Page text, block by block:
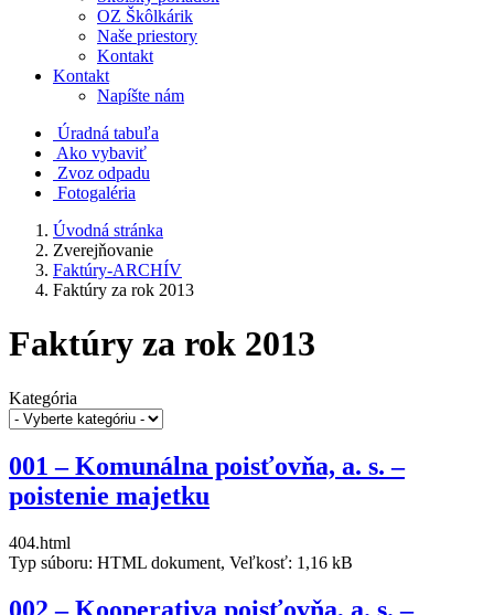
OZ Škôlkárik
Naše priestory
Kontakt
Kontakt
Napíšte nám
Úradná tabuľa
Ako vybaviť
Zvoz odpadu
Fotogaléria
Úvodná stránka
Zverejňovanie
Faktúry-ARCHÍV
Faktúry za rok 2013
Faktúry za rok 2013
Kategória
001 – Komunálna poisťovňa, a. s. –
poistenie majetku
404.html
Typ súboru: HTML dokument, Veľkosť: 1,16 kB
002 – Kooperativa poisťovňa, a. s. –